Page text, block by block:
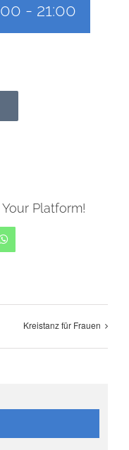
- 21:00
Platform!
WhatsApp
Kreistanz für Frauen